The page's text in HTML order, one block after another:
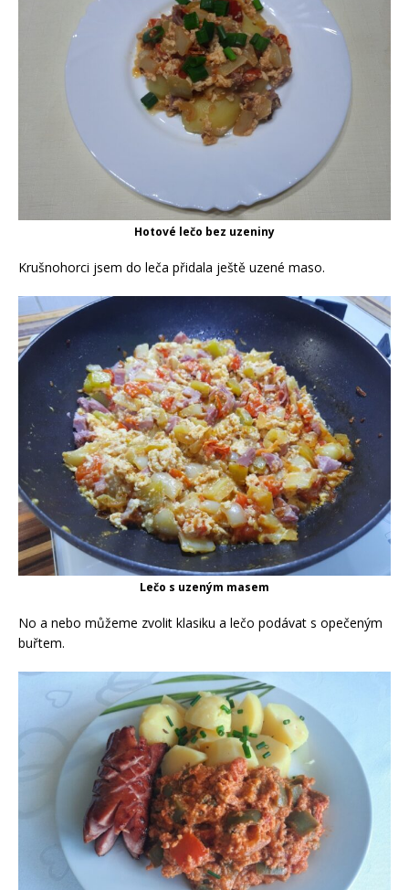
Hotové lečo bez uzeniny
Krušnohorci jsem do leča přidala ještě uzené maso.
Lečo s uzeným masem
No a nebo můžeme zvolit klasiku a lečo podávat s opečeným
buřtem.